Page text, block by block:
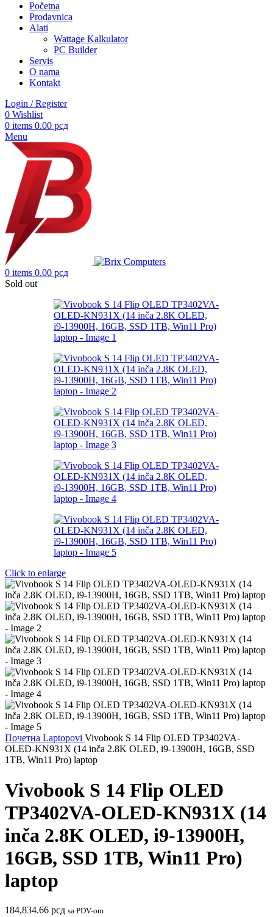
Početna
Prodavnica
Alati
Wattage Kalkulator
PC Builder
Servis
O nama
Kontakt
Login / Register
0 Wishlist
0 items 0.00 рсд
Menu
0 items 0.00 рсд
Sold out
Click to enlarge
Почетна Laptopovi Vivobook S 14 Flip OLED TP3402VA-
OLED-KN931X (14 inča 2.8K OLED, i9-13900H, 16GB, SSD
1TB, Win11 Pro) laptop
Vivobook S 14 Flip OLED
TP3402VA-OLED-KN931X (14
inča 2.8K OLED, i9-13900H,
16GB, SSD 1TB, Win11 Pro)
laptop
184,834.66 рсд sa PDV-om